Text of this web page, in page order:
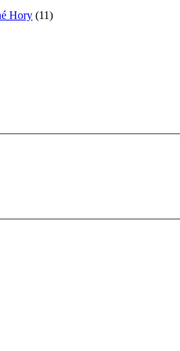
Hory (11)